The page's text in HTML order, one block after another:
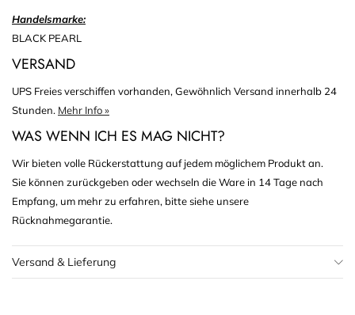
Handelsmarke:
BLACK PEARL
VERSAND
UPS Freies verschiffen vorhanden, Gewöhnlich Versand innerhalb 24
Stunden. Mehr Info »
WAS WENN ICH ES MAG NICHT?
Wir bieten volle Rückerstattung auf jedem möglichem Produkt an.
Sie können zurückgeben oder wechseln die Ware in 14 Tage nach
Empfang, um mehr zu erfahren, bitte siehe unsere
Rücknahmegarantie.
Versand & Lieferung